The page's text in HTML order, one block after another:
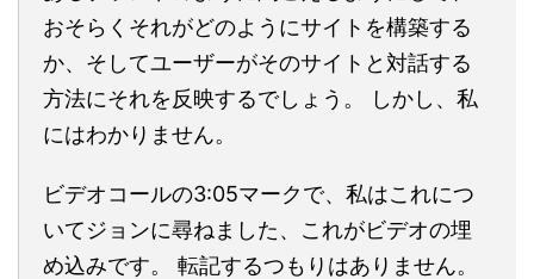
おそらくそれがどのようにサイトを構築する
か、そしてユーザーがそのサイトと対話する
方法にそれを反映するでしょう。 しかし、私
にはわかりません。
ビデオコールの3:05マークで、私はこれにつ
いてジョンに尋ねました、これがビデオの埋
め込みです。 転記するつもりはありません。